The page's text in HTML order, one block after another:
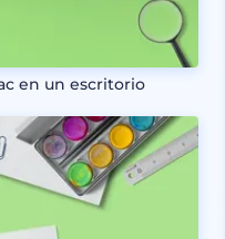
en un escritorio